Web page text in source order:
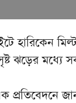
হারিকেন
ঝড়ের মধ্যে
প্রতিবেদনে